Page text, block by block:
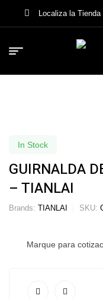
Localiza la Tienda
In Stock
GUIRNALDA
– TIANLAI
Brands: TIANLAI SKU:
Marque para